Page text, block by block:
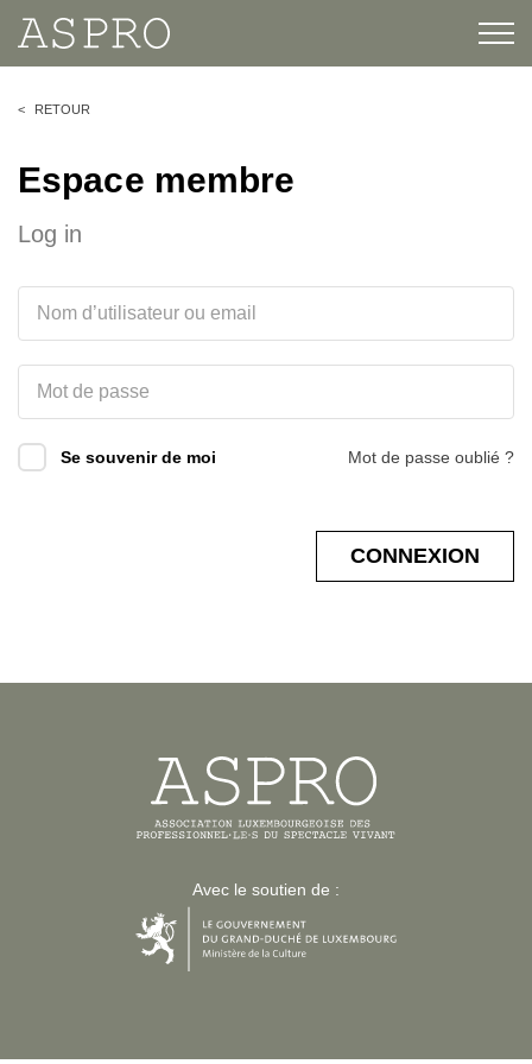
RETOUR
Espace membre
Log in
Se souvenir de moi Mot de passe oublié ?
Avec le soutien de :